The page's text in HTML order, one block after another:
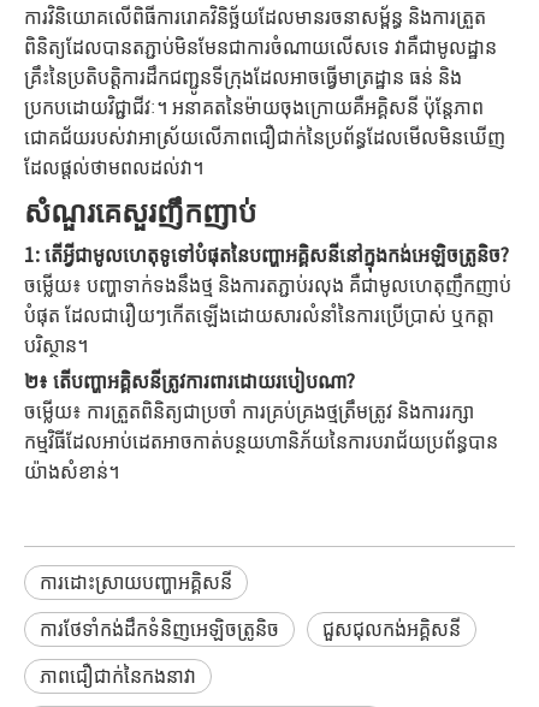
ការវិនិយោគលើពិធីការរោគវិនិច្ឆ័យដែលមានរចនាសម្ព័ន្ធ និងការត្រួត
ពិនិត្យដែលបានតភ្ជាប់មិនមែនជាការចំណាយលើសទេ វាគឺជាមូលដ្ឋាន
គ្រឹះនៃប្រតិបត្តិការដឹកជញ្ជូនទីក្រុងដែលអាចធ្វើមាត្រដ្ឋាន ធន់ និង
ប្រកបដោយវិជ្ជាជីវៈ។ អនាគតនៃម៉ាយចុងក្រោយគឺអគ្គិសនី ប៉ុន្តែភាព
ជោគជ័យរបស់វាអាស្រ័យលើភាពជឿជាក់នៃប្រព័ន្ធដែលមើលមិនឃើញ
ដែលផ្តល់ថាមពលដល់វា។
សំណួរគេសួរញឹកញាប់
1: តើអ្វីជាមូលហេតុទូទៅបំផុតនៃបញ្ហាអគ្គិសនីនៅក្នុងកង់អេឡិចត្រូនិច?
ចម្លើយ៖ បញ្ហាទាក់ទងនឹងថ្ម និងការតភ្ជាប់រលុង គឺជាមូលហេតុញឹកញាប់
បំផុត ដែលជារឿយៗកើតឡើងដោយសារលំនាំនៃការប្រើប្រាស់ ឬកត្តា
បរិស្ថាន។
២៖ តើ​បញ្ហា​អគ្គិសនី​ត្រូវ​ការពារ​ដោយ​របៀប​ណា?
ចម្លើយ៖ ការត្រួតពិនិត្យជាប្រចាំ ការគ្រប់គ្រងថ្មត្រឹមត្រូវ និងការរក្សា
កម្មវិធីដែលអាប់ដេតអាចកាត់បន្ថយហានិភ័យនៃការបរាជ័យប្រព័ន្ធបាន
យ៉ាងសំខាន់។
ការដោះស្រាយបញ្ហាអគ្គិសនី
ការថែទាំកង់ដឹកទំនិញអេឡិចត្រូនិច
ជួសជុលកង់អគ្គិសនី
ភាពជឿជាក់នៃកងនាវា